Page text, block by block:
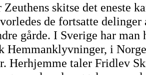
skitse det eneste
de fortsatte delinger
gårde. I Sverige har man
Hemmanklyvninger, i
Herhjemme taler Fridlev